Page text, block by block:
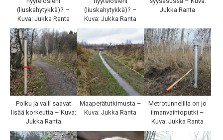
(liuskahytykkä)? –
Kuva: Jukka Ranta
(liuskahytykkä)? –
Kuva: Jukka Ranta
Jukka Ranta
Polku ja valli saavat
lisää korkeutta – Kuva:
Jukka Ranta
Maaperätutkimusta –
Kuva: Jukka Ranta
Metrotunnelilla on jo
ilmanvaihtoputki –
Kuva: Jukka Ranta